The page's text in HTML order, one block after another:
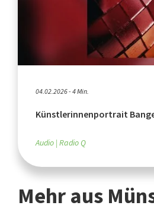
04.02.2026 - 4 Min.
Künstlerinnenportrait
Audio Radio Q
Mehr aus